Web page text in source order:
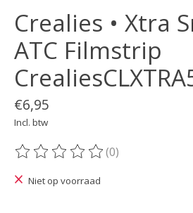
Crealies • Xtra
ATC Filmstrip
€6,95
Incl. btw
De beoordeling van dit product is
(0)
Niet op voorraad